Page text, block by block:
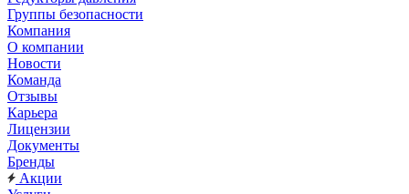
Группы безопасности
Компания
О компании
Новости
Команда
Отзывы
Карьера
Лицензии
Документы
Бренды
Акции